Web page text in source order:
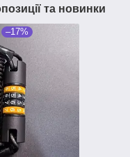
та новинки
–17%